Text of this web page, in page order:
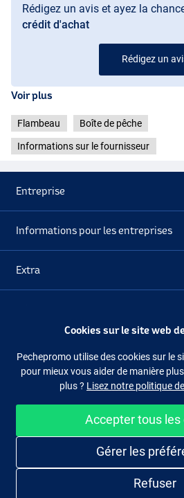
Rédigez un avis et ayez la
crédit d'achat
Rédigez un
Voir plus
Flambeau Boîte de pêche
Informations sur le fournisseur
Entreprise
Informations pour les entreprises
Extra
Suivez-nous Facebook
Cookies sur le site web
Pechepromo utilise des cookies sur le
pour mieux vous aider de manière
plus ? Lisez notre politique
Accepter tous les
Gérer les
Refuser